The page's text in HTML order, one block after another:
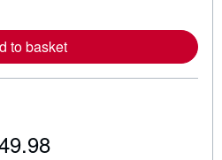
a
t
to basket